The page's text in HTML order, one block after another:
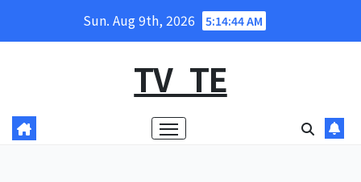
Sun. Aug 9th, 2026 5:14:45 AM
TV_TE